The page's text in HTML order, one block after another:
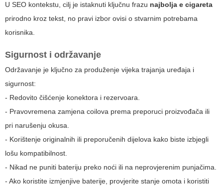
U SEO kontekstu, cilj je istaknuti ključnu frazu najbolja e cigareta
prirodno kroz tekst, no pravi izbor ovisi o stvarnim potrebama
korisnika.
Sigurnost i održavanje
Održavanje je ključno za produženje vijeka trajanja uređaja i
sigurnost:
- Redovito čišćenje konektora i rezervoara.
- Pravovremena zamjena coilova prema preporuci proizvođača ili
pri narušenju okusa.
- Korištenje originalnih ili preporučenih dijelova kako biste izbjegli
lošu kompatibilnost.
- Nikad ne puniti bateriju preko noći ili na neprovjerenim punjačima.
- Ako koristite izmjenjive baterije, provjerite stanje omota i koristiti